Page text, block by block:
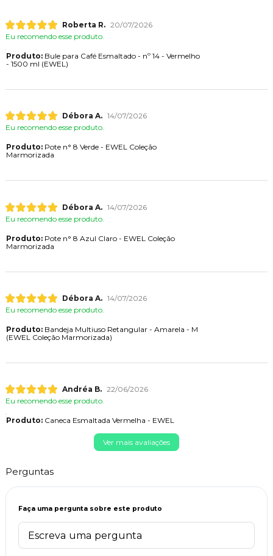
Roberta R. 20/07/2026
Eu recomendo esse produto.
Produto:Bule para Café Esmaltado - nº 14 - Vermelho
- 1500 ml (EWEL)
Débora A. 14/07/2026
Eu recomendo esse produto.
Produto:Pote n° 8 Verde - EWEL Coleção
Marmorizada
Débora A. 14/07/2026
Eu recomendo esse produto.
Produto:Pote n° 8 Azul Claro - EWEL Coleção
Marmorizada
Débora A. 14/07/2026
Eu recomendo esse produto.
Produto:Bandeja Multiuso Retangular - Amarela - M
(EWEL Coleção Marmorizada)
Andréa B. 22/06/2026
Eu recomendo esse produto.
Produto:Caneca Esmaltada Vermelha - EWEL
Ver mais avaliações
Perguntas
Faça uma pergunta sobre este produto